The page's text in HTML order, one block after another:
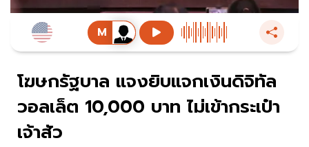
โฆษกรัฐบาล แจงยิบแจกเงินดิจิทัล
วอลเล็ต 10,000 บาท ไม่เข้ากระเป๋า
เจ้าสัว